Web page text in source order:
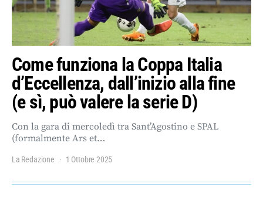
Come funziona la Coppa Italia
d’Eccellenza, dall’inizio alla fine
(e sì, può valere la serie D)
Con la gara di mercoledì tra Sant’Agostino e SPAL
(formalmente Ars et…
La Redazione 1 Ottobre 2025